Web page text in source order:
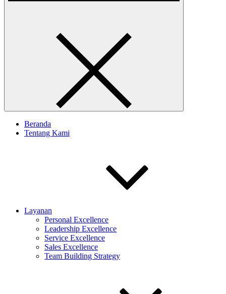
Beranda
Tentang Kami
Layanan
Personal Excellence
Leadership Excellence
Service Excellence
Sales Excellence
Team Building Strategy